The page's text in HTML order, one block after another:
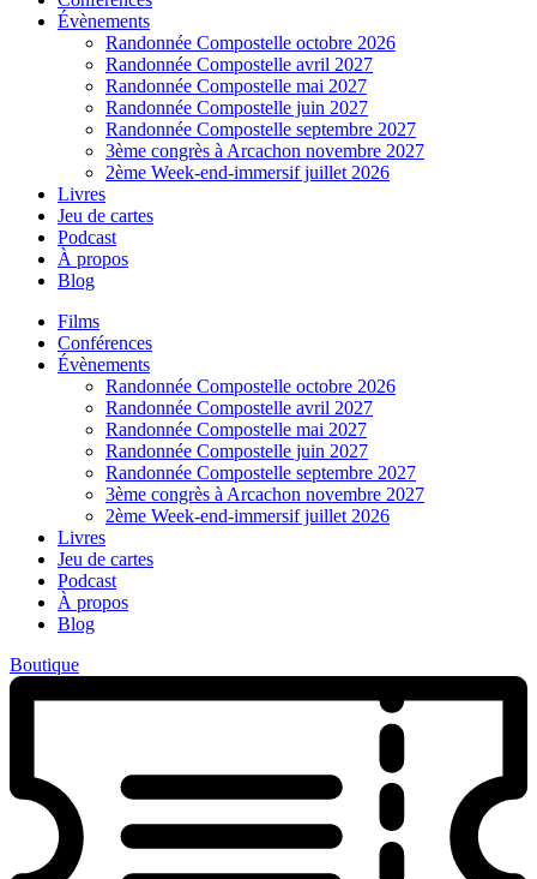
Évènements
Randonnée Compostelle octobre 2026
Randonnée Compostelle avril 2027
Randonnée Compostelle mai 2027
Randonnée Compostelle juin 2027
Randonnée Compostelle septembre 2027
3ème congrès à Arcachon novembre 2027
2ème Week-end-immersif juillet 2026
Livres
Jeu de cartes
Podcast
À propos
Blog
Films
Conférences
Évènements
Randonnée Compostelle octobre 2026
Randonnée Compostelle avril 2027
Randonnée Compostelle mai 2027
Randonnée Compostelle juin 2027
Randonnée Compostelle septembre 2027
3ème congrès à Arcachon novembre 2027
2ème Week-end-immersif juillet 2026
Livres
Jeu de cartes
Podcast
À propos
Blog
Boutique